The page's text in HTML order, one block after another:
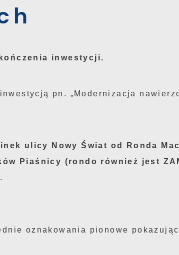
inwestycji.
pn. „Modernizacja
ulicy Nowy Świat od Ronda
Piaśnicy (rondo również jest
oznakowania pionowe